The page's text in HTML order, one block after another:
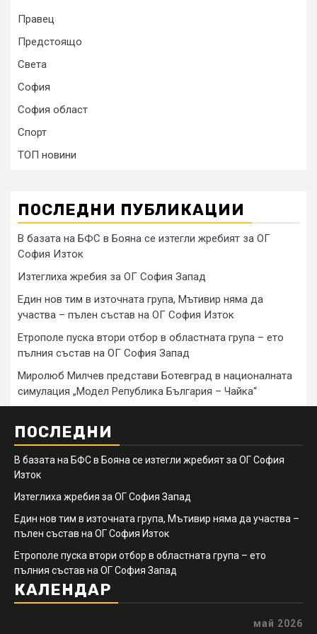
Правец
Предстоящо
Света
София
София област
Спорт
ТОП новини
ПОСЛЕДНИ ПУБЛИКАЦИИ
В базата на БФС в Бояна се изтегли жребият за ОГ
София Изток
Изтеглиха жребия за ОГ София Запад
Един нов тим в източната група, Мътивир няма да
участва – пълен състав на ОГ София Изток
Етрополе пуска втори отбор в областната група – ето
пълния състав на ОГ София Запад
Миролюб Милчев представи Ботевград в националната
симулация „Модел Република България – Чайка“
ПОСЛЕДНИ
В базата на БФС в Бояна се изтегли жребият за ОГ София
Изток
Изтеглиха жребия за ОГ София Запад
Един нов тим в източната група, Мътивир няма да участва –
пълен състав на ОГ София Изток
Етрополе пуска втори отбор в областната група – ето
пълния състав на ОГ София Запад
КАЛЕНДАР
май 2026